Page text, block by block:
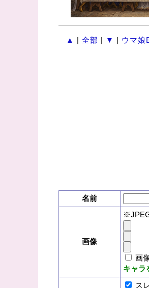
▲ | 全部 | ▼ | ウマ娘
名前
画像
画
キャラ
ス